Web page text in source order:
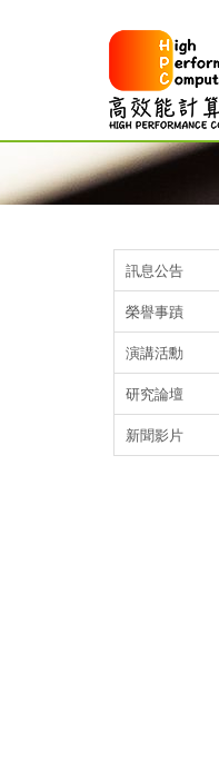
訊息公告
榮譽事蹟
演講活勳
研究論壇
新聞影片